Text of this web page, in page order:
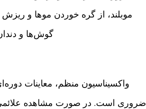
مو‌بلند، از گره خوردن موها و
گوش‌ها و
واکسیناسیون منظم، معاینات
ضروری است. در صورت مشاهده علائمی